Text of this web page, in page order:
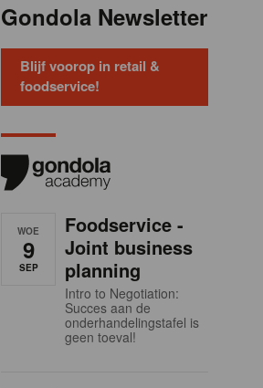
Gondola Newsletter
Blijf voorop in retail &
foodservice!
WOE
9
SEP
Foodservice -
Joint business
planning
Intro to Negotiation:
Succes aan de
onderhandelingstafel is
geen toeval!